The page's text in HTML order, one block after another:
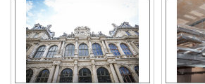
Opacity
Text Background
Color Opacity